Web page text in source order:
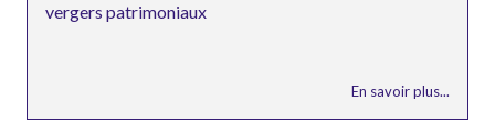
vergers patrimoniaux
En savoir plus...